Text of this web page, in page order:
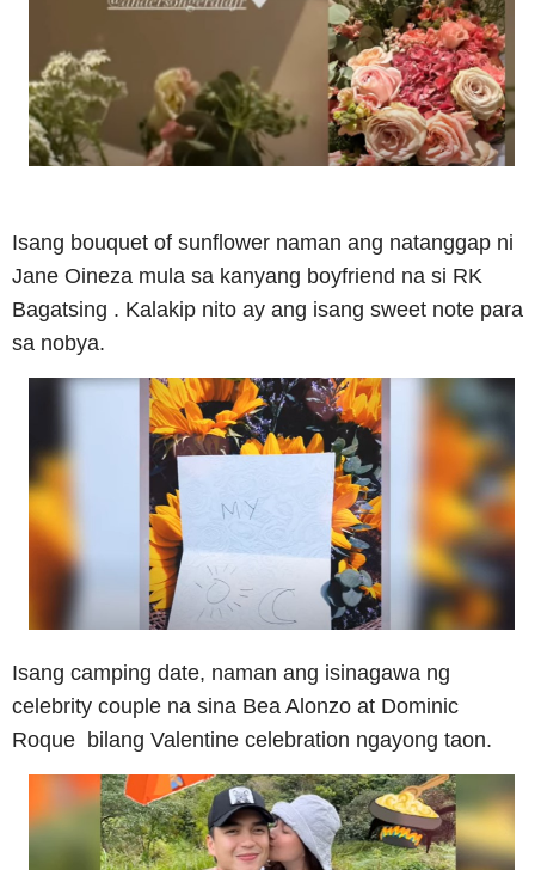
Isang bouquet of sunflower naman ang natanggap ni
Jane Oineza mula sa kanyang boyfriend na si RK
Bagatsing . Kalakip nito ay ang isang sweet note para
sa nobya.
Isang camping date, naman ang isinagawa ng
celebrity couple na sina Bea Alonzo at Dominic
Roque bilang Valentine celebration ngayong taon.